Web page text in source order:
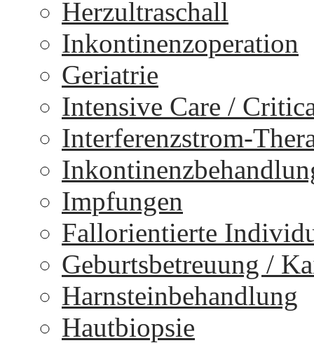
Herzultraschall
Inkontinenzoperation
Geriatrie
Intensive Care /
Interferenzstrom-
Impfungen
Fallorientierte
Geburtsbetreuung /
Harnsteinbehandlung
Hautbiopsie